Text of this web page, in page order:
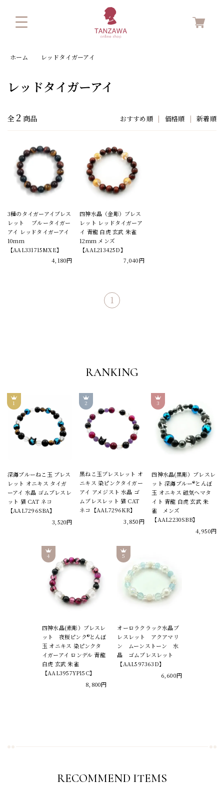
ホーム レッドタイガーアイ
レッドタイガーアイ
全 2 商品 おすすめ順 | 価格順 | 新着順
3種のタイガーアイブレス
レット ブルータイガー
アイ レッドタイガーアイ
10mm
【AAL331715MXE】
4,180円
四神水晶（金彫）ブレス
レット レッドタイガーア
イ 青龍 白虎 玄武 朱雀
12mm メンズ
【AAL213425D】
7,040円
1
RANKING
深海ブルーねこ玉 ブレス
レット オニキス タイガ
ーアイ 水晶 ゴムブレスレ
ット 猫 CAT ネコ
【AAL7296SBA】
3,520円
黒ねこ玉ブレスレット オ
ニキス 染ピンクタイガー
アイ アメジスト 水晶 ゴ
ムブレスレット 猫 CAT
ネコ【AAL7296KR】
3,850円
四神水晶(黒彫）ブレスレ
ット 深海ブルー®とんぼ
玉 オニキス 磁気ヘマタ
イト 青龍 白虎 玄武 朱
雀 メンズ
【AAL2230SBB】
4,950円
四神水晶(素彫）ブレスレ
ット 夜桜ピンク®とんぼ
玉 オニキス 染ピンクタ
イガーアイ ロンデル 青龍
白虎 玄武 朱雀
【AAL3957YP15C】
8,800円
オーロラクラック水晶ブ
レスレット アクアマリ
ン ムーンストーン 水
晶 ゴムブレスレット
【AAL597363D】
6,600円
RECOMMEND ITEMS